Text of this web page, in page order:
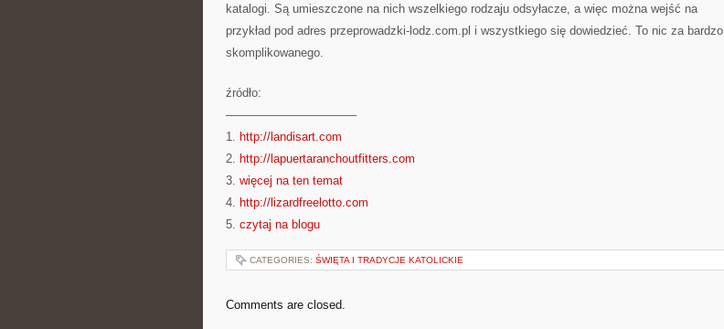
katalogi. Są umieszczone na nich wszelkiego rodzaju odsyłacze, a więc można wejść na
przykład pod adres przeprowadzki-lodz.com.pl i wszystkiego się dowiedzieć. To nic za bardzo
skomplikowanego.
źródło:
———————————
1. http://landisart.com
2. http://lapuertaranchoutfitters.com
3. więcej na ten temat
4. http://lizardfreelotto.com
5. czytaj na blogu
CATEGORIES: ŚWIĘTA I TRADYCJE KATOLICKIE
Comments are closed.